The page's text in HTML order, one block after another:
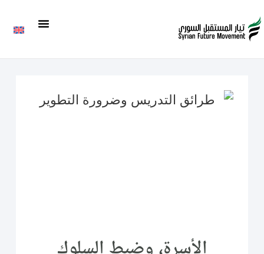
الأسرة، وضبط السلوك